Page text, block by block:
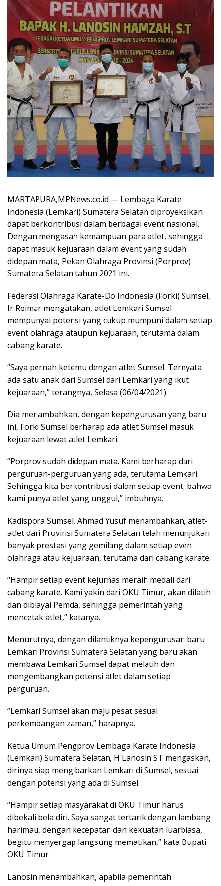
MARTAPURA,MPNews.co.id — Lembaga Karate
Indonesia (Lemkari) Sumatera Selatan diproyeksikan
dapat berkontribusi dalam berbagai event nasional.
Dengan mengasah kemampuan para atlet, sehingga
dapat masuk kejuaraan dalam event yang sudah
didepan mata, Pekan Olahraga Provinsi (Porprov)
Sumatera Selatan tahun 2021 ini.
Federasi Olahraga Karate-Do Indonesia (Forki) Sumsel,
Ir Reimar mengatakan, atlet Lemkari Sumsel
mempunyai potensi yang cukup mumpuni dalam setiap
event olahraga ataupun kejuaraan, terutama dalam
cabang karate.
“Saya pernah ketemu dengan atlet Sumsel. Ternyata
ada satu anak dari Sumsel dari Lemkari yang ikut
kejuaraan,” terangnya, Selasa (06/04/2021).
Dia menambahkan, dengan kepengurusan yang baru
ini, Forki Sumsel berharap ada atlet Sumsel masuk
kejuaraan lewat atlet Lemkari.
“Porprov sudah didepan mata. Kami berharap dari
perguruan-perguruan yang ada, terutama Lemkari.
Sehingga kita berkontribusi dalam setiap event, bahwa
kami punya atlet yang unggul,” imbuhnya.
Kadispora Sumsel, Ahmad Yusuf menambahkan, atlet-
atlet dari Provinsi Sumatera Selatan telah menunjukan
banyak prestasi yang gemilang dalam setiap even
olahraga atau kejuaraan, terutama dari cabang karate.
“Hampir setiap event kejurnas meraih medali dari
cabang karate. Kami yakin dari OKU Timur, akan dilatih
dan dibiayai Pemda, sehingga pemerintah yang
mencetak atlet,” katanya.
Menurutnya, dengan dilantiknya kepengurusan baru
Lemkari Provinsi Sumatera Selatan yang baru akan
membawa Lemkari Sumsel dapat melatih dan
mengembangkan potensi atlet dalam setiap
perguruan.
“Lemkari Sumsel akan maju pesat sesuai
perkembangan zaman,” harapnya.
Ketua Umum Pengprov Lembaga Karate Indonesia
(Lemkari) Sumatera Selatan, H Lanosin ST mengaskan,
dirinya siap mengibarkan Lemkari di Sumsel, sesuai
dengan potensi yang ada di Sumsel.
“Hampir setiap masyarakat di OKU Timur harus
dibekali bela diri. Saya sangat tertarik dengan lambang
harimau, dengan kecepatan dan kekuatan luarbiasa,
begitu menyergap langsung mematikan,” kata Bupati
OKU Timur
Lanosin menambahkan, apabila pemerintah